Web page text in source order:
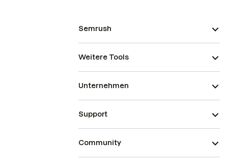
Semrush
Weitere Tools
Unternehmen
Support
Community